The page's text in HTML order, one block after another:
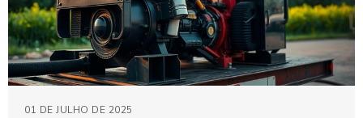
01 DE JULHO DE 2025